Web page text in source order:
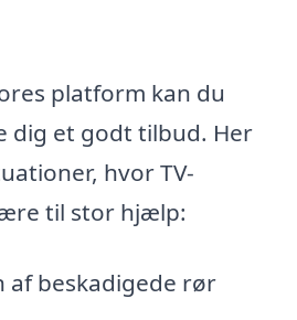
platform kan du
dig et godt tilbud. Her
hvor TV-
til stor hjælp:
beskadigede rør